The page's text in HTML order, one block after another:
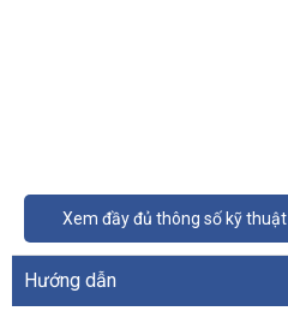
Xem đầy đủ thông số kỹ thuật
Hướng dẫn